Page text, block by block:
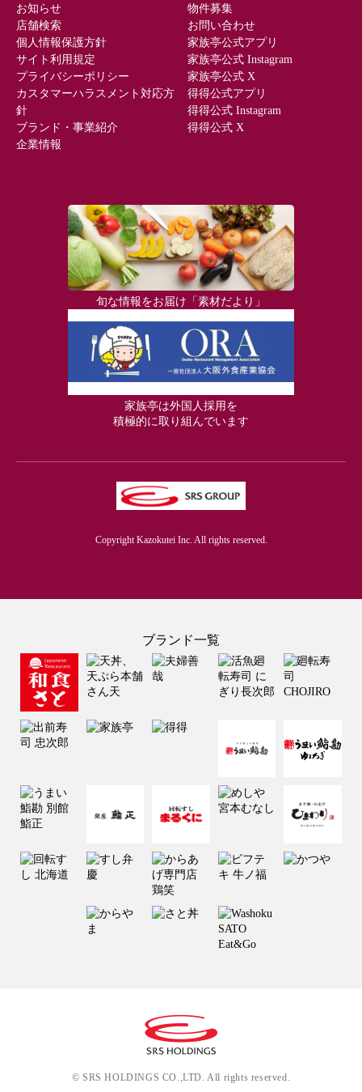
お知らせ
店舗検索
個人情報保護方針
サイト利用規定
プライバシーポリシー
カスタマーハラスメント対応方
針
ブランド・事業紹介
企業情報
物件募集
お問い合わせ
家族亭公式アプリ
家族亭公式 Instagram
家族亭公式 X
得得公式アプリ
得得公式 Instagram
得得公式 X
旬な情報をお届け「素材だより」
家族亭は外国人採用を
積極的に取り組んでいます
Copyright Kazokutei Inc. All rights reserved.
ブランド一覧
© SRS HOLDINGS CO.,LTD. All rights reserved.